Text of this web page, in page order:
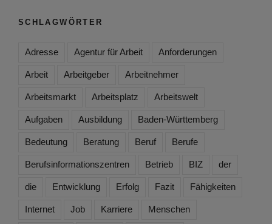
SCHLAGWÖRTER
Adresse Agentur für Arbeit Anforderungen
Arbeit Arbeitgeber Arbeitnehmer
Arbeitsmarkt Arbeitsplatz Arbeitswelt
Aufgaben Ausbildung Baden-Württemberg
Bedeutung Beratung Beruf Berufe
Berufsinformationszentren Betrieb BIZ der
die Entwicklung Erfolg Fazit Fähigkeiten
Internet Job Karriere Menschen